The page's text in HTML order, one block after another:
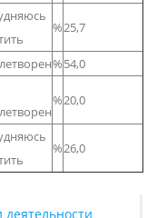
%25,7
%54,0
%20,0
%26,0